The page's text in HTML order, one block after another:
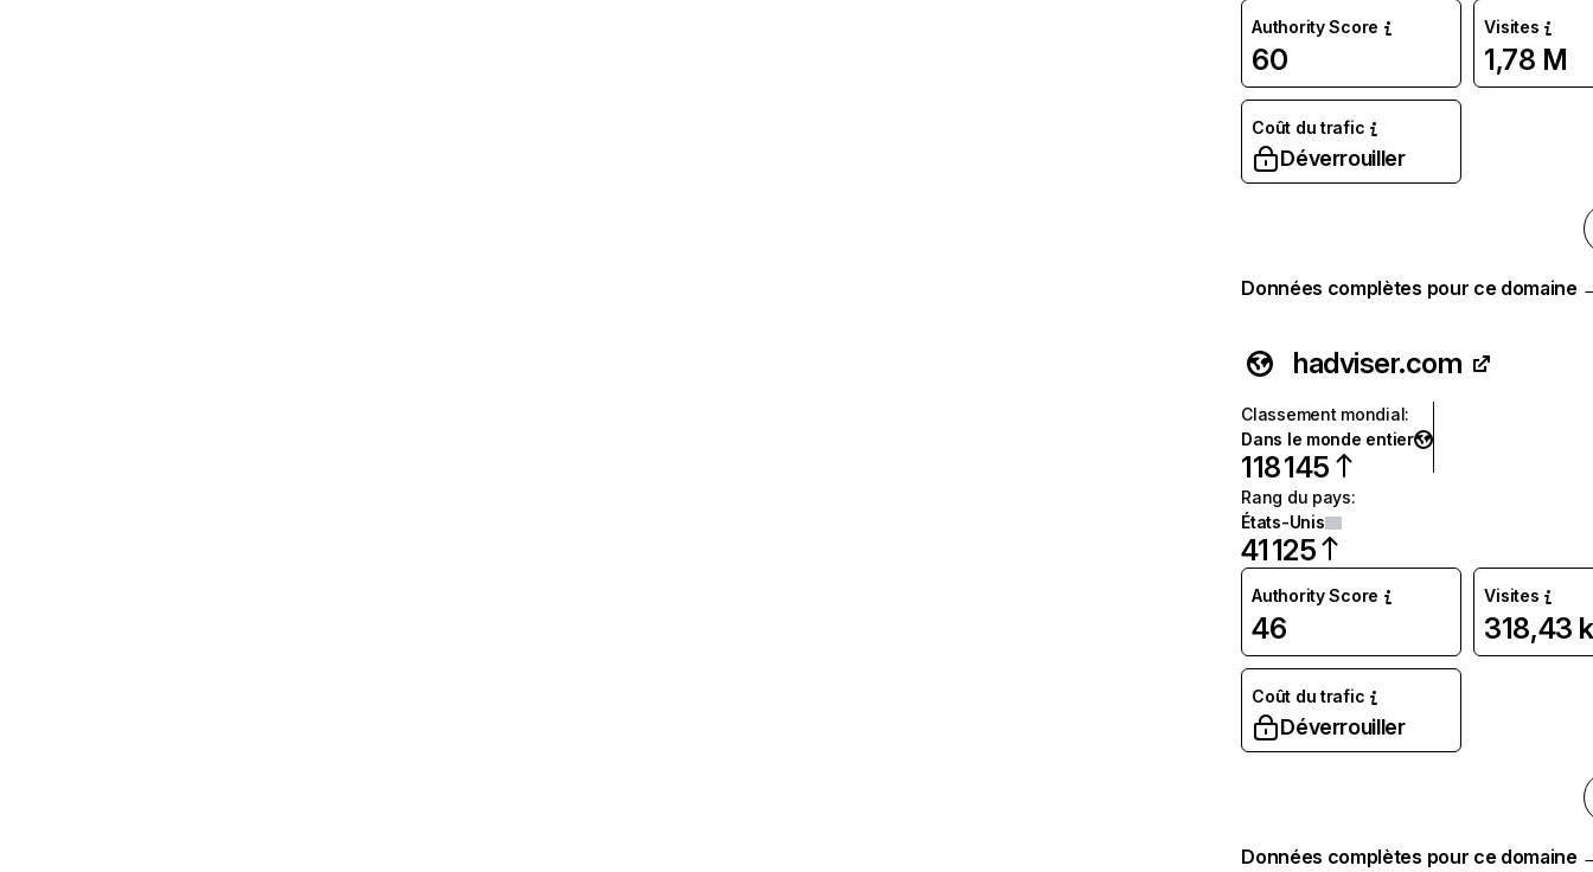
Authority Score
60
Visites
1,78 M
Coût du trafic
Déverrouiller
Données complètes pour ce domaine
hadviser.com
Classement mondial:
Dans le monde entier
118 145
Rang du pays:
États-Unis
41 125
Authority Score
46
Visites
318,43 k
Coût du trafic
Déverrouiller
Données complètes pour ce domaine